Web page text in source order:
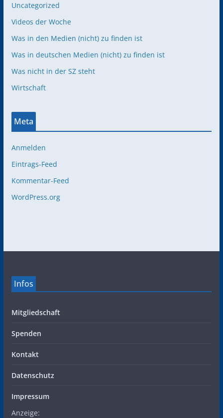
Uncategorized
Videos der Woche
Was in den Medien (nicht) zu finden ist
Was in deutschen Medien (nicht) zu finden ist
Was nicht in der SZ steht
Wirtschaft
Meta
Anmelden
Eintrags-Feed
Kommentar-Feed
WordPress.org
Infos
Mitgliedschaft
Spenden
Kontakt
Datenschutz
Impressum
Anzeige: